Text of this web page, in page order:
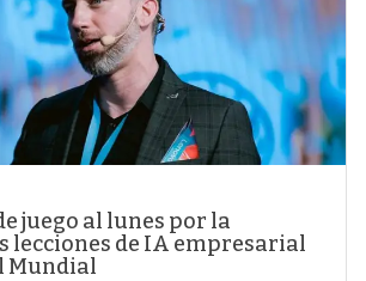
juego al lunes por la
lecciones de IA empresarial
Mundial